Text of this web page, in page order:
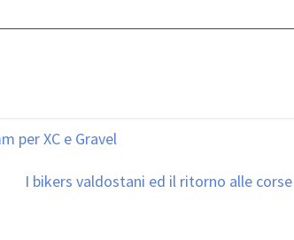
per XC e Gravel
I bikers valdostani ed il ritorno alle corse